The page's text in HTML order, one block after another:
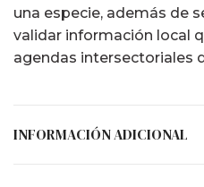
una especie, además de
validar información local
agendas intersectoriales
INFORMACIÓN ADICIONAL